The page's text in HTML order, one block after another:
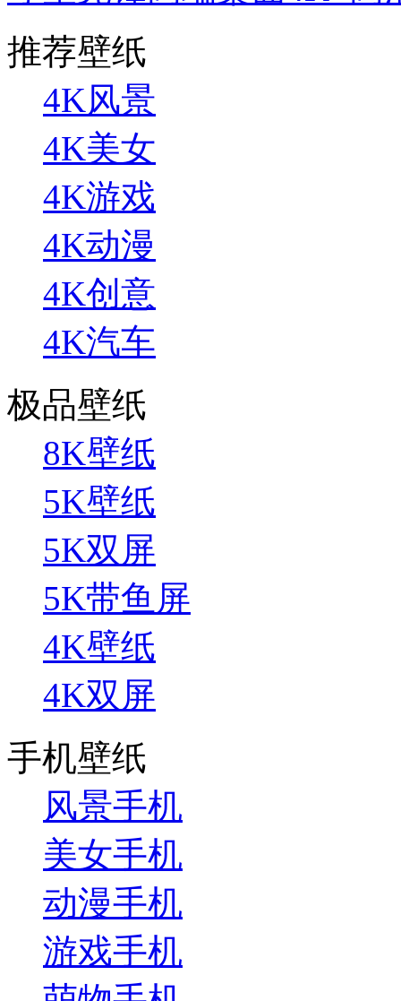
推荐壁纸
4K风景
4K美女
4K游戏
4K动漫
4K创意
4K汽车
极品壁纸
8K壁纸
5K壁纸
5K双屏
5K带鱼屏
4K壁纸
4K双屏
手机壁纸
风景手机
美女手机
动漫手机
游戏手机